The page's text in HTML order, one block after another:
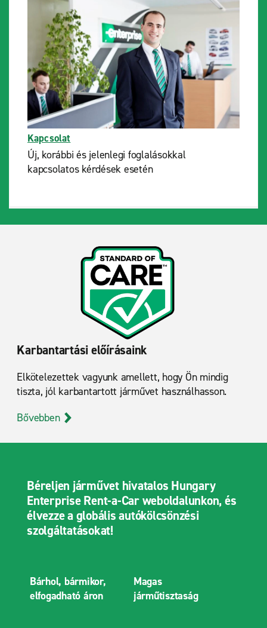
Kapcsolat
Új, korábbi és jelenlegi foglalásokkal
kapcsolatos kérdések esetén
Karbantartási előírásaink
Elkötelezettek vagyunk amellett, hogy Ön mindig
tiszta, jól karbantartott járművet használhasson.
Bővebben
Béreljen járművet hivatalos Hungary
Enterprise Rent-a-Car weboldalunkon, és
élvezze a globális autókölcsönzési
szolgáltatásokat!
Bárhol, bármikor,
elfogadható áron
Magas
járműtisztaság